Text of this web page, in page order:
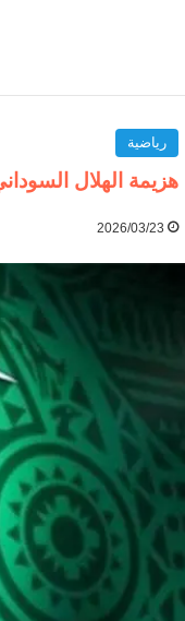
رياضية
هزيمة الهلال
2026/03/23